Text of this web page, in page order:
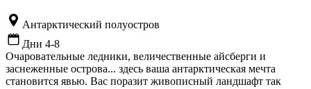
Антарктический полуостров
Дни 4-8
Очаровательные ледники, величественные айсберги и
заснеженные острова... здесь ваша антарктическая мечта
становится явью. Вас поразит живописный ландшафт так